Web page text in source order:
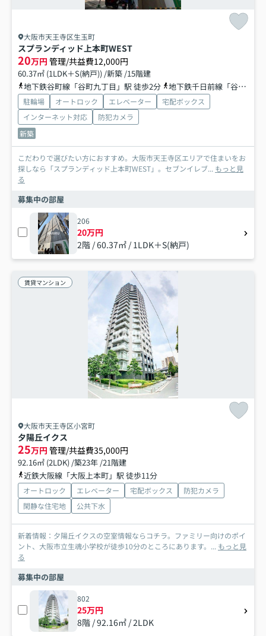
大阪市天王寺区生玉町
スプランディッド上本町WEST
20万円 管理/共益費12,000円
60.37㎡ (1LDK＋S(納戸)) /新築 /15階建
地下鉄谷町線「谷町九丁目」駅 徒歩2分
地下鉄千日前線「谷町九丁目」駅 徒歩2分
駐輪場 オートロック エレベーター
宅配ボックス
インターネット対応
防犯カメラ
新築
こだわりで選びたい方におすすめ。大阪市天王寺区エリアで住まいをお
探しなら「スプランディッド上本町WEST」。セブンイレブ... もっと見
る
募集中の部屋
206
20万円
2階 / 60.37㎡ / 1LDK＋S(納戸)
賃貸マンション
大阪市天王寺区小宮町
夕陽丘イクス
25万円 管理/共益費35,000円
92.16㎡ (2LDK) /築23年 /21階建
近鉄大阪線「大阪上本町」駅 徒歩11分
オートロック エレベーター 宅配ボックス
防犯カメラ
閑静な住宅地
公共下水
新着情報：夕陽丘イクスの空室情報ならコチラ。ファミリー向けのポイ
ント、大阪市立生魂小学校が徒歩10分のところにあります。... もっと見
る
募集中の部屋
802
25万円
8階 / 92.16㎡ / 2LDK